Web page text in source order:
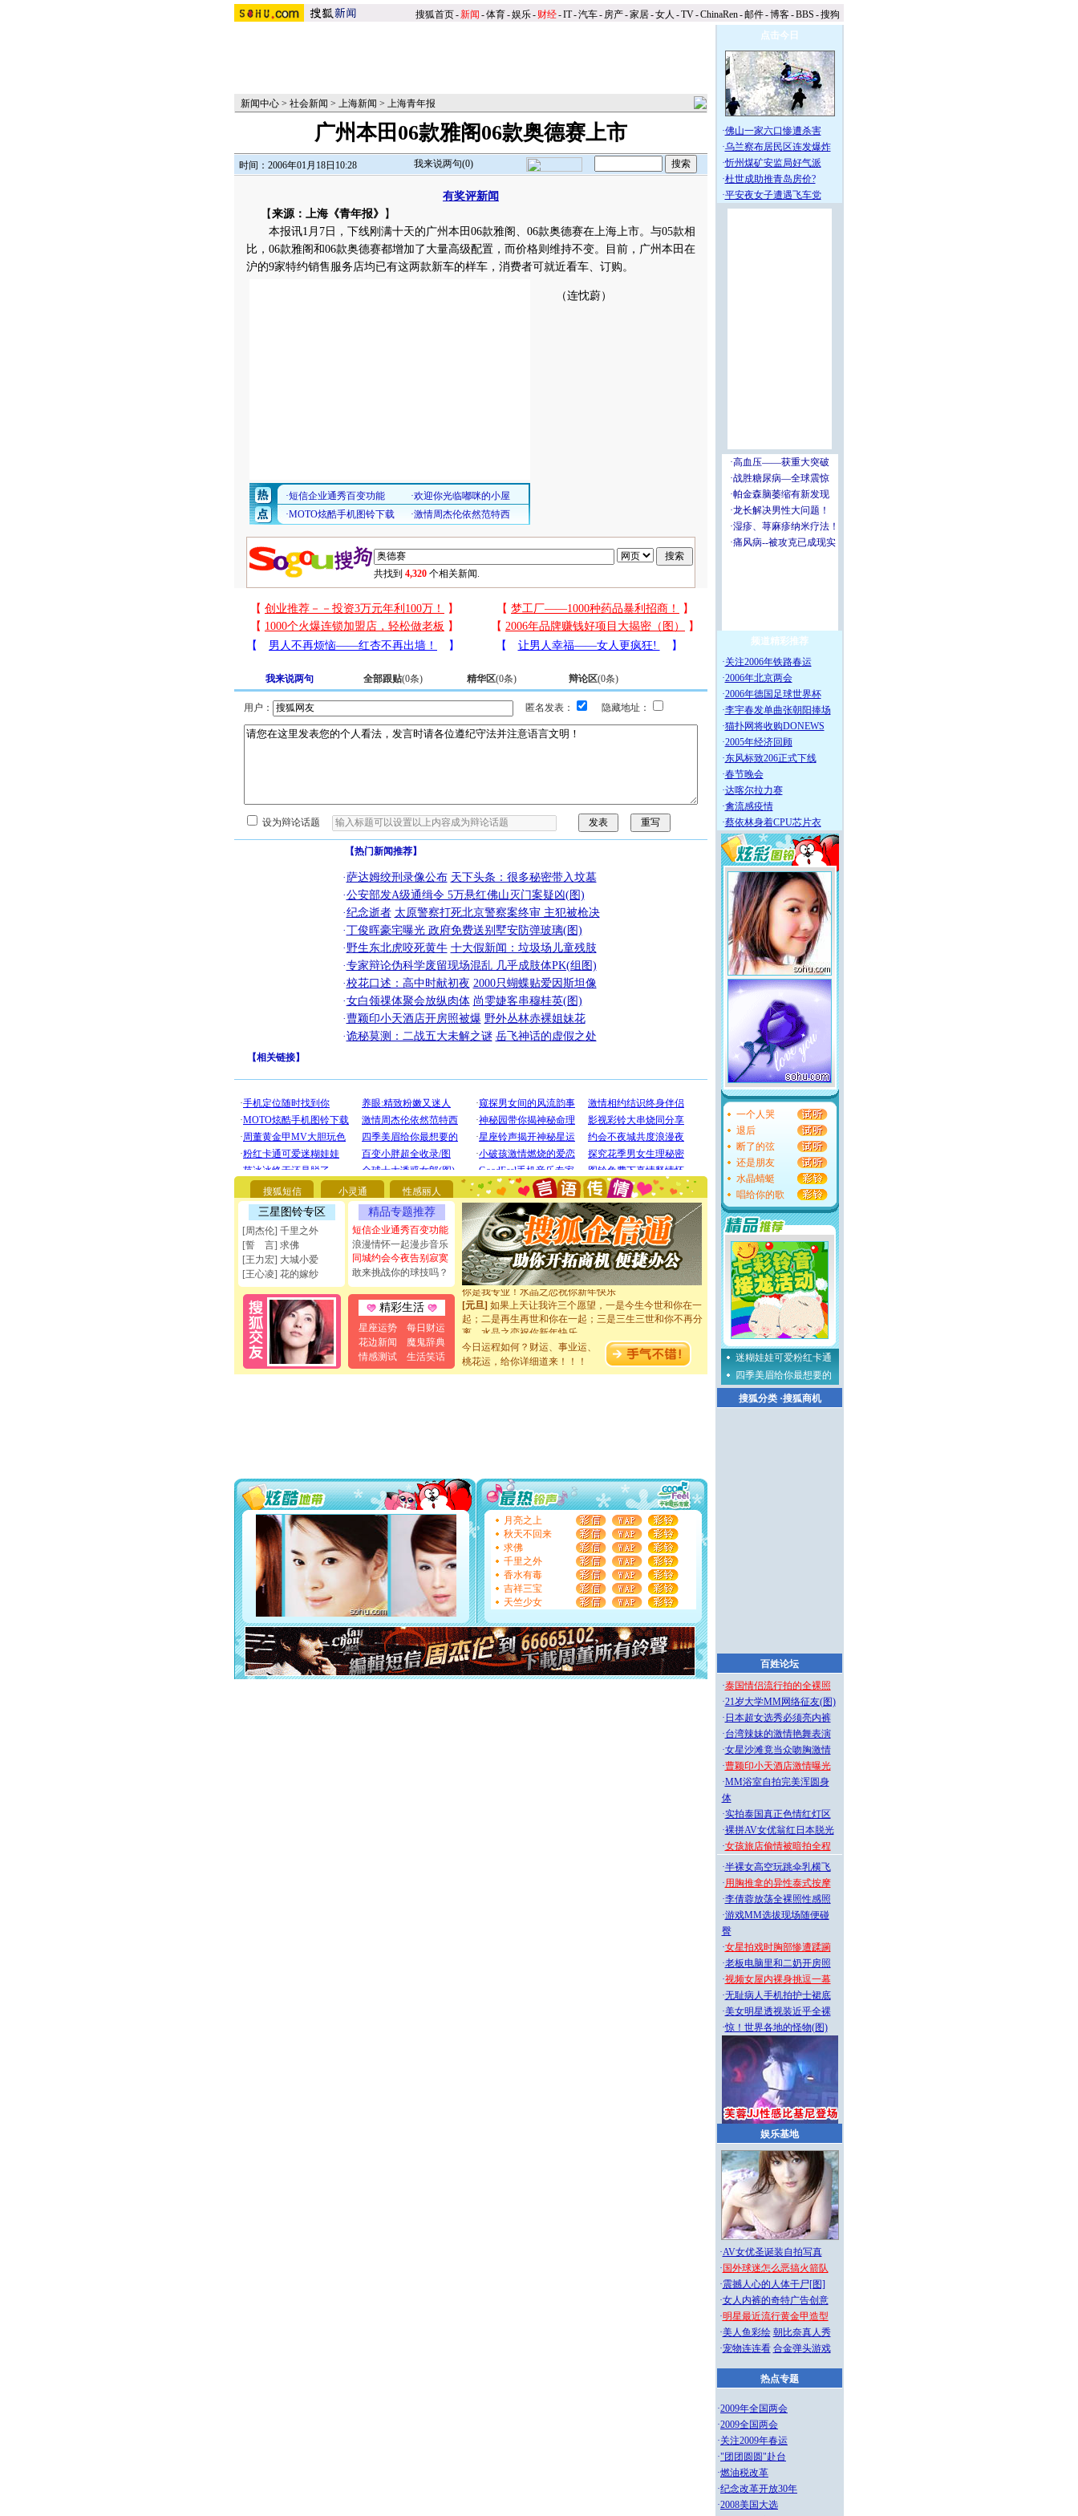
搜狐首页-新闻 -体育-娱乐- 财经-IT-汽车- 房产-家居-女人 -TV-ChinaRen-邮件-博客-BBS -搜狗
新闻中心 > 社会新闻 > 上海新闻 > 上海青年报
广州本田06款雅阁06款奥德赛上市
时间：2006年01月18日10:28 我来说两句(0)
有奖评新闻
【来源：上海《青年报》 】
本报讯1月7日，下线刚满十天的广州本田06款雅阁、06款奥德赛在上海上市。与05款相
比，06款雅阁和06款奥德赛都增加了大量高级配置，而价格则维持不变。目前，广州本田在
沪的9家特约销售服务店均已有这两款新车的样车，消费者可就近看车、订购。
（连忱蔚）
共找到 4,320 个相关新闻.
我来说两句 全部跟贴(0条) 精华区(0条) 辩论区(0条)
用户： 匿名发表： 隐藏地址：
设为辩论话题
【热门新闻推荐】
·萨达姆绞刑录像公布 天下头条：很多秘密带入坟墓
·公安部发A级通缉令 5万悬红佛山灭门案疑凶(图)
·纪念逝者 太原警察打死北京警察案终审 主犯被枪决
·丁俊晖豪宅曝光 政府免费送别墅安防弹玻璃(图)
·野生东北虎咬死黄牛 十大假新闻：垃圾场儿童残肢
·专家辩论伪科学废留现场混乱 几乎成肢体PK(组图)
·校花口述：高中时献初夜 2000只蝴蝶贴爱因斯坦像
·女白领祼体聚会放纵肉体 尚雯婕客串穆桂英(图)
·曹颖印小天酒店开房照被爆 野外丛林赤裸姐妹花
·诡秘莫测：二战五大未解之谜 岳飞神话的虚假之处
【相关链接】
搜狐短信 小灵通 性感丽人
三星图铃专区
[周杰伦] 千里之外
[誓 言] 求佛
[王力宏] 大城小爱
[王心凌] 花的嫁纱
精品专题推荐
短信企业通秀百变功能
浪漫情怀一起漫步音乐
同城约会今夜告别寂寞
敢来挑战你的球技吗？
精彩生活
星座运势
每日财运
花边新闻
魔鬼辞典
情感测试
生活笑话
[圣诞节] 圣诞节到了，想想没什么送给你的，又不打算给
你太多，只有给你五千万：千万快乐！千万要健康！千万
要平安！千万要知足！千万不要忘记我！
[圣诞节]不只这样的日子才会想起你,而是这样的日子才
能正大光明地骚扰你,告诉你,圣诞要快乐!新年要快乐!天
天都要快乐噢!
[圣诞节]奉上一颗祝福的心,在这个特别的日子里,愿幸福,
如意,快乐,鲜花,一切美好的祝愿与你同在.圣诞快乐!
[元旦]看到你我会触电；看不到你我要充电；没有你我会
断电。爱你是我职业，想你是我事业，抱你是我特长，吻
你是我专业！水晶之恋祝你新年快乐
[元旦]如果上天让我许三个愿望，一是今生今世和你在一
起；二是再生再世和你在一起；三是三生三世和你不再分
离。水晶之恋祝你新年快乐
当我狠下心扭头离去那一刻，你在我身后无助地哭
泣，这痛楚让我明白我多么爱你。我转身抱住你：这猪不
卖了。水晶之恋祝你新年快乐。
要平安！千万要知足！千万不要忘记我！
[圣诞节]不只这样的日子才会想起你,而是这样的日子才
能正大光明地骚扰你,告诉你,圣诞要快乐!新年要快乐!天
天都要快乐噢!
[圣诞节]
奉上一颗祝福的心,在这个特别的日子里,愿幸福,
如意,快乐,鲜花,一切美好的祝愿与你同在.圣诞快乐!
[元旦]
看到你我会触电；看不到你我要充电；没有你我会
断电。爱你是我职业，想你是我事业，抱你是我特长，吻
你是我专业！水晶之恋祝你新年快乐
[元旦] 如果上天让我许三个愿望，一是今生今世和你在一
起；二是再生再世和你在一起；三是三生三世和你不再分
离。水晶之恋祝你新年快乐
[元旦]当我狠下心扭头离去那一刻，你在我身后无助地哭
泣，这痛楚让我明白我多么爱你。我转身抱住你：这猪不
卖了。水晶之恋祝你新年快乐。
今日运程如何？财运、事业运、
桃花运，给你详细道来！！！
月亮之上
秋天不回来
求佛
千里之外
香水有毒
吉祥三宝
天竺少女
点击今日
·佛山一家六口惨遭杀害
·乌兰察布居民区连发爆炸
·忻州煤矿安监局好气派
·杜世成助推青岛房价?
·平安夜女子遭遇飞车党
频道精彩推荐
·关注2006年铁路春运
·2006年北京两会
·2006年德国足球世界杯
·李宇春发单曲张朝阳捧场
·猫扑网将收购DONEWS
·2005年经济回顾
·东风标致206正式下线
·春节晚会
·达喀尔拉力赛
·禽流感疫情
·蔡依林身着CPU芯片衣
一个人哭
退后
断了的弦
还是朋友
水晶蜻蜓
唱给你的歌
迷糊娃娃可爱粉红卡通
四季美眉给你最想要的
搜狐分类·搜狐商机
百姓论坛
·泰国情侣流行拍的全裸照
·21岁大学MM网络征友(图)
· 日本超女选秀必须亮内裤
·台湾辣妹的激情艳舞表演
·女星沙滩竟当众吻胸激情
·曹颖印小天酒店激情曝光
·MM浴室自拍完美浑圆身
体
·实拍泰国真正色情红灯区
·裸拼AV女优翁红日本脱光
·女孩旅店偷情被暗拍全程
·半裸女高空玩跳伞乳横飞
·用胸推拿的异性泰式按摩
·李倩蓉放荡全裸照性感照
·游戏MM选拔现场随便碰
臀
·女星拍戏时胸部惨遭蹂躏
·老板电脑里和二奶开房照
·视频女屋内裸身挑逗一幕
·无耻病人手机拍护士裙底
·美女明星透视装近乎全裸
·惊！世界各地的怪物(图)
娱乐基地
·AV女优圣诞装自拍写真
· 国外球迷怎么恶搞火箭队
·震撼人心的人体干尸[图]
·女人内裤的奇特广告创意
·明星最近流行黄金甲造型
·美人鱼彩绘 朝比奈真人秀
·宠物连连看 合金弹头游戏
热点专题
·2009年全国两会
·2009全国两会
·关注2009年春运
·"团团圆圆"赴台
·燃油税改革
·纪念改革开放30年
·2008美国大选